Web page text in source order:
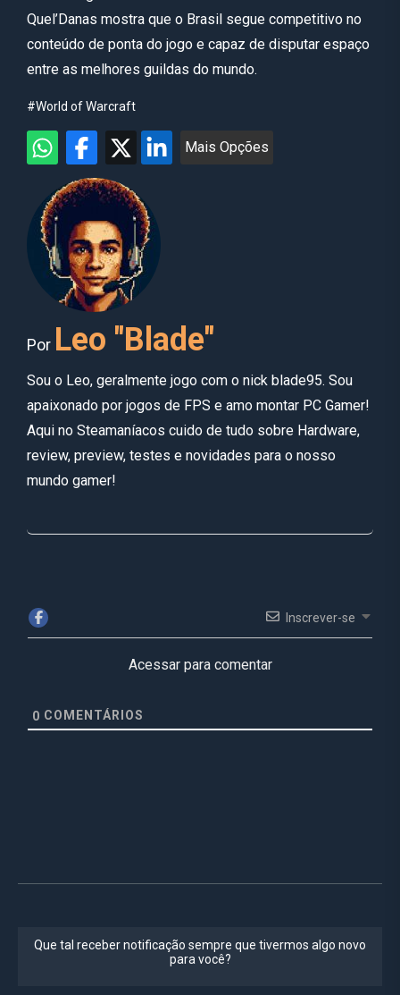
Quel’Danas mostra que o Brasil segue competitivo no
conteúdo de ponta do jogo e capaz de disputar espaço
entre as melhores guildas do mundo.
#World of Warcraft
Mais Opções
Por Leo "Blade"
Sou o Leo, geralmente jogo com o nick blade95. Sou
apaixonado por jogos de FPS e amo montar PC Gamer!
Aqui no Steamaníacos cuido de tudo sobre Hardware,
review, preview, testes e novidades para o nosso
mundo gamer!
Inscrever-se
Acessar para comentar
0 COMENTÁRIOS